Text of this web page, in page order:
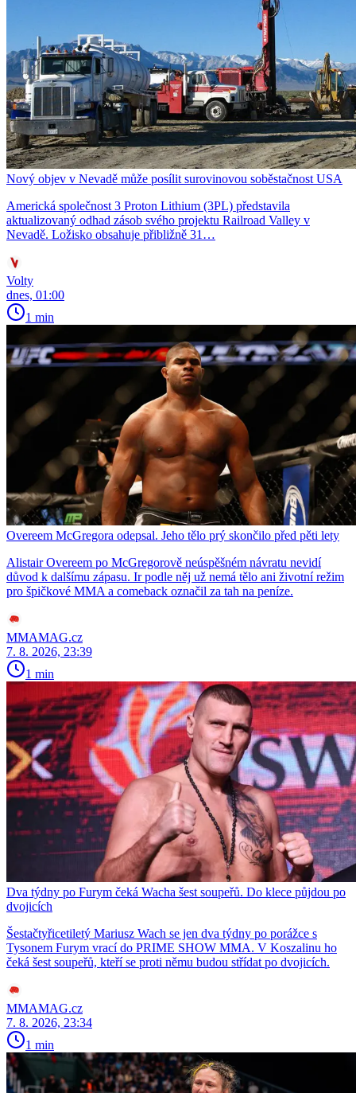
Nový objev v Nevadě může posílit surovinovou soběstačnost USA
Americká společnost 3 Proton Lithium (3PL) představila
aktualizovaný odhad zásob svého projektu Railroad Valley v
Nevadě. Ložisko obsahuje přibližně 31…
Volty
dnes, 01:00
1 min
Overeem McGregora odepsal. Jeho tělo prý skončilo před pěti lety
Alistair Overeem po McGregorově neúspěšném návratu nevidí
důvod k dalšímu zápasu. Ir podle něj už nemá tělo ani životní režim
pro špičkové MMA a comeback označil za tah na peníze.
MMAMAG.cz
7. 8. 2026, 23:39
1 min
Dva týdny po Furym čeká Wacha šest soupeřů. Do klece půjdou po
dvojicích
Šestačtyřicetiletý Mariusz Wach se jen dva týdny po porážce s
Tysonem Furym vrací do PRIME SHOW MMA. V Koszalinu ho
čeká šest soupeřů, kteří se proti němu budou střídat po dvojicích.
MMAMAG.cz
7. 8. 2026, 23:34
1 min